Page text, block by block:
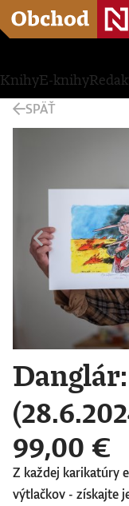
KnihyE-knihy
SPÄŤ
99,00 €
Z každej karikatúry
výtlačkov - získajte